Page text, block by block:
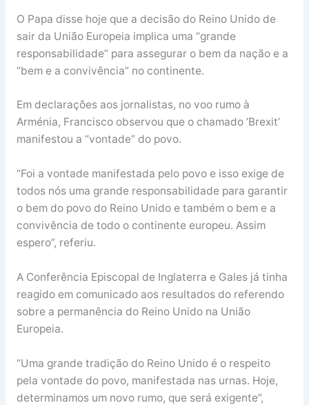
O Papa disse hoje que a decisão do Reino Unido de
sair da União Europeia implica uma “grande
responsabilidade” para assegurar o bem da nação e a
“bem e a convivência” no continente.
Em declarações aos jornalistas, no voo rumo à
Arménia, Francisco observou que o chamado ‘Brexit’
manifestou a “vontade” do povo.
“Foi a vontade manifestada pelo povo e isso exige de
todos nós uma grande responsabilidade para garantir
o bem do povo do Reino Unido e também o bem e a
convivência de todo o continente europeu. Assim
espero”, referiu.
A Conferência Episcopal de Inglaterra e Gales já tinha
reagido em comunicado aos resultados do referendo
sobre a permanência do Reino Unido na União
Europeia.
“Uma grande tradição do Reino Unido é o respeito
pela vontade do povo, manifestada nas urnas. Hoje,
determinamos um novo rumo, que será exigente”,